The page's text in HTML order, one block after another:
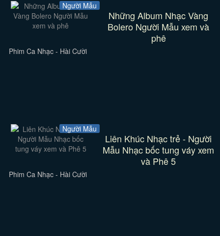
Người Mẫu
Những Album Nhạc Vàng
Bolero Người Mẫu xem và
phê
Phim Ca Nhạc - Hài Cười
Người Mẫu
Liên Khúc Nhạc trẻ - Người
Mẫu Nhạc bốc tung váy xem
và Phê 5
Phim Ca Nhạc - Hài Cười